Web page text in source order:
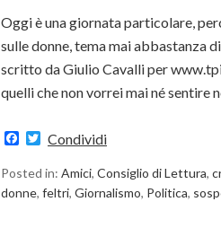
Oggi è una giornata particolare,
sulle donne, tema mai abbastanza
scritto da Giulio Cavalli per
quelli che non vorrei mai né sentire
Facebook
Twitter
Condividi
Posted in: Amici, Consiglio di Lettura,
donne, feltri, Giornalismo, Politica,